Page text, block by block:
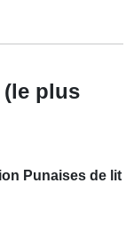
(le plus
Punaises de lit